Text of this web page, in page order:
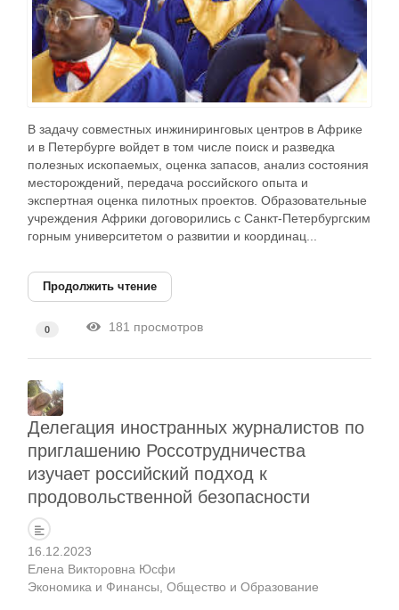
В задачу совместных инжиниринговых центров в Африке
и в Петербурге войдет в том числе поиск и разведка
полезных ископаемых, оценка запасов, анализ состояния
месторождений, передача российского опыта и
экспертная оценка пилотных проектов. Образовательные
учреждения Африки договорились с Санкт-Петербургским
горным университетом о развитии и координац...
Продолжить чтение
0 181 просмотров
Делегация иностранных журналистов по
приглашению Россотрудничества
изучает российский подход к
продовольственной безопасности
16.12.2023
Елена Викторовна Юсфи
Экономика и Финансы Общество и Образование